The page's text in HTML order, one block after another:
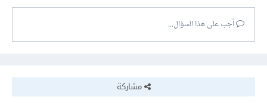
أجب على هذا السؤال...
مشاركة